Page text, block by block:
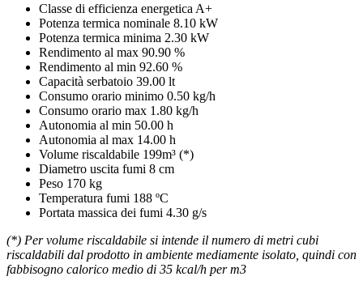
Classe di efficienza energetica A+
Potenza termica nominale 8.10 kW
Potenza termica minima 2.30 kW
Rendimento al max 90.90 %
Rendimento al min 92.60 %
Capacità serbatoio 39.00 lt
Consumo orario minimo 0.50 kg/h
Consumo orario max 1.80 kg/h
Autonomia al min 50.00 h
Autonomia al max 14.00 h
Volume riscaldabile 199m³ (*)
Diametro uscita fumi 8 cm
Peso 170 kg
Temperatura fumi 188 ºC
Portata massica dei fumi 4.30 g/s
(*) Per volume riscaldabile si intende il numero di metri cubi
riscaldabili dal prodotto in ambiente mediamente isolato, quindi con
fabbisogno calorico medio di 35 kcal/h per m3